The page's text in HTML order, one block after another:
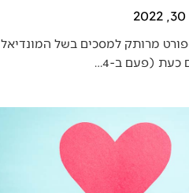
מרותק למסכים בשל המונדיאל
כעת (פעם ב-4…